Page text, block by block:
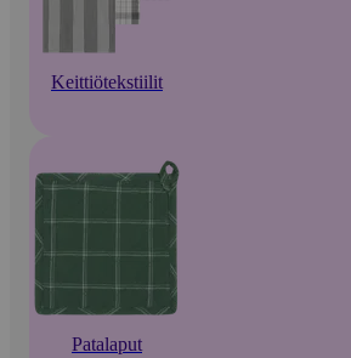
Keittiötekstiilit
Patalaput